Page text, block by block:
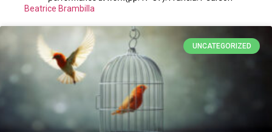
Beatrice Brambilla
UNCATEGORIZED